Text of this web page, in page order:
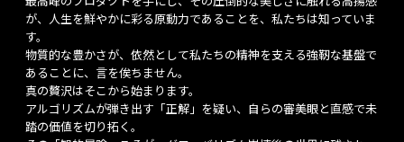
が、人生を鮮やかに彩る原動力であることを、私たちは知っていま
す。
物質的な豊かさが、依然として私たちの精神を支える強靭な基盤で
あることに、言を俟ちません。
真の贅沢はそこから始まります。
アルゴリズムが弾き出す「正解」を疑い、自らの審美眼と直感で未
踏の価値を切り拓く。